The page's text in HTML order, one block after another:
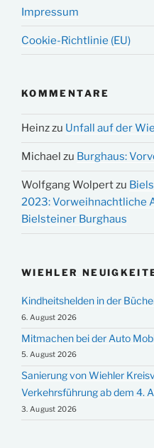
Impressum
Cookie-Richtlinie (EU)
KOMMENTARE
Heinzzu Unfall auf der
Michael zu Burghaus:
Wolfgang Wolpertzu
2023: Vorweihnachtliche
Bielsteiner Burghaus
WIEHLER
Kindheitshelden in der
6. August 2026
Mitmachen bei der Auto
5. August 2026
Sanierung von Wiehler
Verkehrsführung ab dem 4.
3. August 2026